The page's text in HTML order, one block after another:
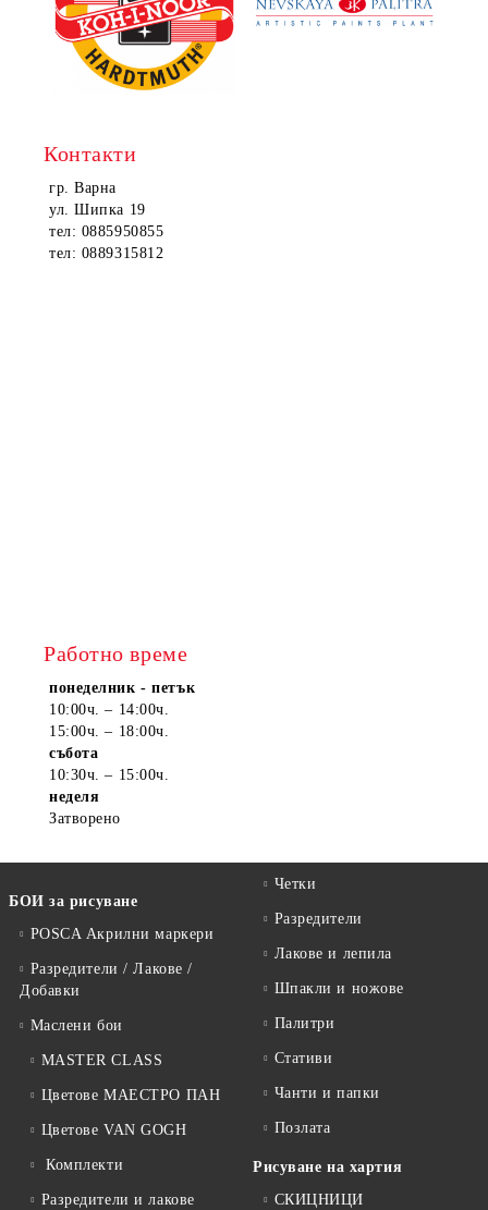
Контакти
гр. Варна
ул. Шипка 19
тел: 0885950855
тел: 0889315812
Работно време
понеделник - петък
10:00ч. – 14:00ч.
15:00ч. – 18:00ч.
събота
10:30ч. – 15:00ч.
неделя
Затворено
БОИ за рисуване
POSCA Акрилни маркери
Разредители / Лакове /
Добавки
Маслени бои
MASTER CLASS
Цветове МАЕСТРО ПАН
Цветове VAN GOGH
Комплекти
Разредители и лакове
Четки
Разредители
Лакове и лепила
Шпакли и ножове
Палитри
Стативи
Чанти и папки
Позлата
Рисуване на хартия
СКИЦНИЦИ